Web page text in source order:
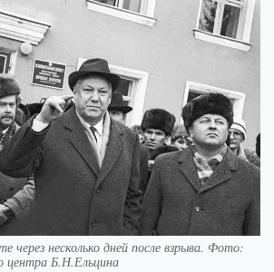
через несколько дней после взрыва. Фото:
центра Б.Н.Ельцина